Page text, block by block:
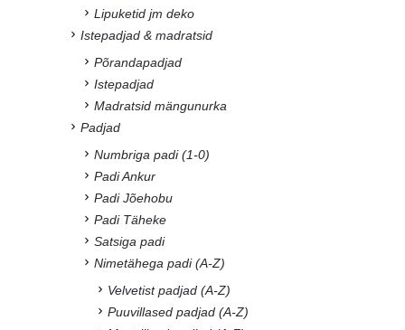
Lipuketid jm deko
Istepadjad & madratsid
Põrandapadjad
Istepadjad
Madratsid mängunurka
Padjad
Numbriga padi (1-0)
Padi Ankur
Padi Jõehobu
Padi Täheke
Satsiga padi
Nimetähega padi (A-Z)
Velvetist padjad (A-Z)
Puuvillased padjad (A-Z)